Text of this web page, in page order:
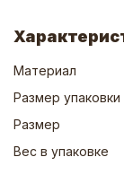
Материал
Размер упаковки
Размер
Вес в упаковке